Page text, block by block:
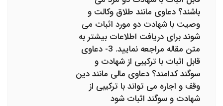
باشند؟ دعاوی مانند طلاق وکالت و
وصیت با شهادت دو مورد اثبات می
شوند برای دریافت اطلاعات بیشتر به
متن مقاله مراجعه نمایید. 3- دعاوی
قابل اثبات با ترکیبی از شهادت و
سوگند کدامند؟ دعاوی مالی مانند دین
وقف و اجاره می تواند با ترکیبی از
شهادت و سوگند اثبات شود